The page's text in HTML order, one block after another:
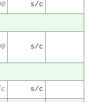
s/c
s/c
s/c